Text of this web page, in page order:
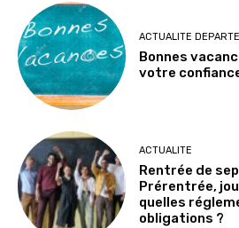
ACTUALITE
Bonnes
votre
ACTUALITE
Rentrée de
Prérentrée,
quelles
obligations ?